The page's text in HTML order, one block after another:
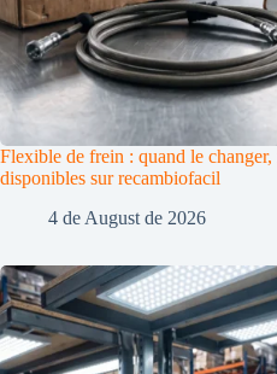
Flexible de frein : quand le changer,
disponibles sur recambiofacil
4 de August de 2026